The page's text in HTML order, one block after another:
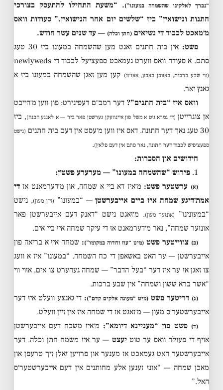
“נברך לאלקינו שהשמחה במעונו”). “משעת התחילו להתעסק בצורכי
חתנות ונישואין” ביז “שלשים יום אחר הנישואין.” סעודות וואס
מ׳מאכט לכבוד די נשיאים (חתן וכלה) — עד שנים עשר חודש.
פשט:
אין בית חתנים זאגט מען שהשמחה במעונו ביז 30 טעג
סתם. א סעודה וואס ווערט געמאכט ספעציעל לכבוד די newlyweds
(ווי שבע ברכות, באזוכן באבע, אאז״וו) קען מען זאגן שהשמחה במעונו ביז א
גאנץ יאר.
וואס איז “בית חתנים”? דער רמב״ם דעפינירט: פון ווען מ׳הייבט
אן צוגרייטן (די גמרא גיט א משל פון איינוועקן גערשטן פאר ביר — א לאנגע הכנה), ביז
30 טעג נאך דער חתונה. דאס איז ווען מ׳עסט אין דעם בית חתנים
(נישט
ספעציפיש לכבוד דער חתונה, נאר סתם אין דעם פלאץ).
חידושים און הסברות:
1. פירוש “שהשמחה במעונו” — מערערע פשט׳ן:
(א) ערשטער פשט: מ׳איז דא ביי א שמחה, און מ׳דערמאנט אז די
אמת׳דיגע שמחה איז ביים אייבערשטן— “במעונו” (זיין מעון), נישט
“במעונינו”
(אונזער מעון). מ׳זאגט נישט “דאנק דעם אייבערשטן פאר
אונזער שמחה”, נאר מ׳דערמאנט אז די עיקר שמחה איז ביי אים.
(ב) צווייטער פשט (מיט “עוז וחדוה במקומו”): שמחה איז א בריאה פון
אייבערשטן — ער האט באשאפן די כח השמחה. “במעונו” איז א וועג
צו זאגן אז ער איז דער “בעל הדבר” — שמחה געהערט צו אים, אזוי ווי
“אשר ברא ששון ושמחה” אין שבע ברכות.
(ג) דריטער פשט (מיט “מעונה אלקים קדם”): די גאנצע וועלט איז דער
אייבערשטער׳ס מעון — מ׳זאגט אז די שמחה איז אין זיין וועלט.
(ד) פשט פון “מעניינא דיומא”: מ׳איז משבח דעם אייבערשטן
אויף די פעולה וואס ער טוטיעצט — ער איז משמח חתן וכלה. דער
אייבערשטער האט געמאכט אז מענער און פרויען זאלן זיך טרעפן און
מאכן שמחה — “אונז זענען אלע מחותנים אין דעם אייבערשטער׳ס
האל.”